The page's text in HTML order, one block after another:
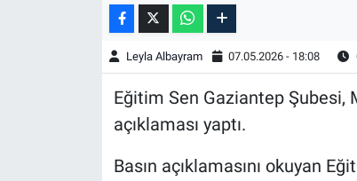
Leyla Albayram 07.05.2026 - 18:08
Eğitim Sen Gaziantep Şubesi,
açıklaması yaptı.
Basın açıklamasını okuyan